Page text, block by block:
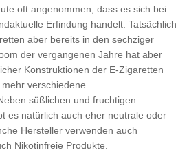
oft angenommen, dass es sich bei
Erfindung handelt. Tatsächlich
aber bereits in den sechziger
der vergangenen Jahre hat aber
Konstruktionen der E-Zigaretten
verschiedene
süßlichen und fruchtigen
es natürlich auch eher neutrale oder
Hersteller verwenden auch
Nikotinfreie Produkte.